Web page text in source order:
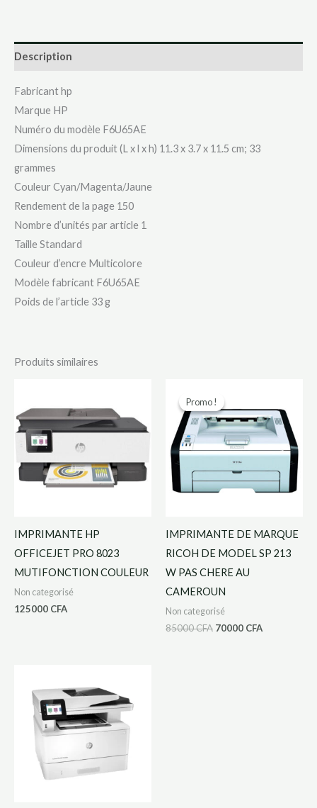
Description
Fabricant ‎hp
Marque ‎HP
Numéro du modèle ‎F6U65AE
Dimensions du produit (L x l x h) ‎11.3 x 3.7 x 11.5 cm; 33
grammes
Couleur ‎Cyan/Magenta/Jaune
Rendement de la page 150
Nombre d’unités par article ‎1
Taille ‎Standard
Couleur d’encre ‎Multicolore
Modèle fabricant ‎F6U65AE
Poids de l’article ‎33 g
Produits similaires
IMPRIMANTE HP
OFFICEJET PRO 8023
MUTIFONCTION COULEUR
Non categorisé
125000 CFA
Promo !
Promo !
IMPRIMANTE DE MARQUE
RICOH DE MODEL SP 213
W PAS CHERE AU
CAMEROUN
Non categorisé
85000CFA
prix
initial
était :
85000 CFA.
70000 CFA
actuel
est :
70000 CFA.